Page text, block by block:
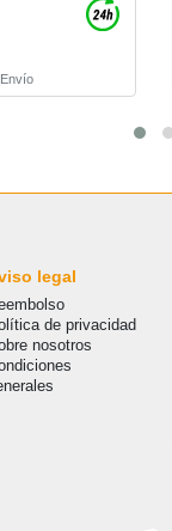
Envío
legal
de privacidad
nosotros